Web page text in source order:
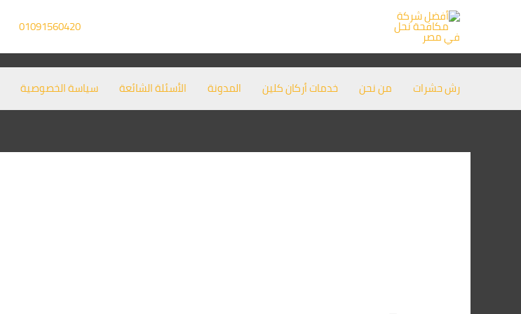
01091560420
رش حشرات من نحن خدمات أركان كلين المدونة الأسئلة الشائعة سياسة الخصوصية